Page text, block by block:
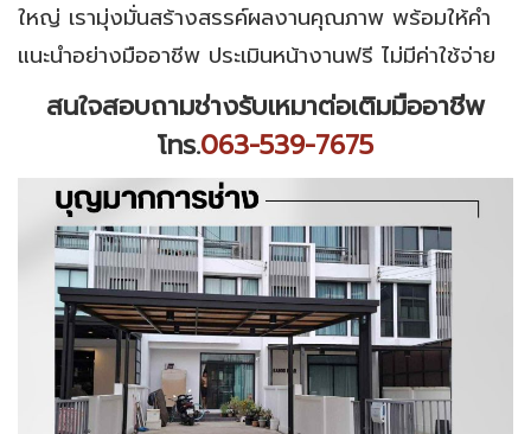
ใหญ่ เรามุ่งมั่นสร้างสรรค์ผลงานคุณภาพ พร้อมให้คำ
แนะนำอย่างมืออาชีพ ประเมินหน้างานฟรี ไม่มีค่าใช้จ่าย
สนใจสอบถามช่างรับเหมาต่อเติมมืออาชีพ
โทร.063-539-7675